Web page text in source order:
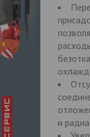
и